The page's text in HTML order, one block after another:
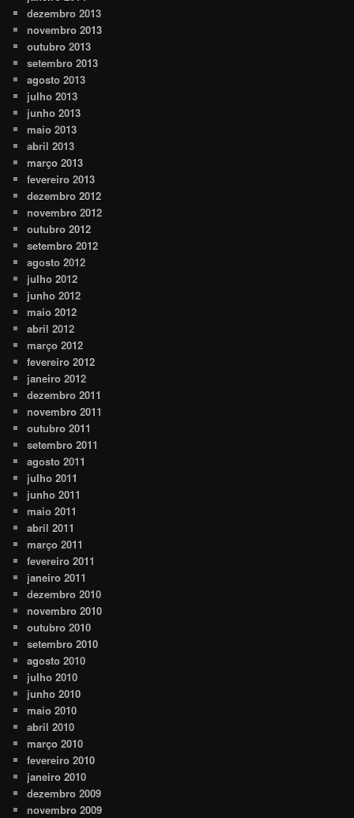
dezembro 2013
novembro 2013
outubro 2013
setembro 2013
agosto 2013
julho 2013
junho 2013
maio 2013
abril 2013
março 2013
fevereiro 2013
dezembro 2012
novembro 2012
outubro 2012
setembro 2012
agosto 2012
julho 2012
junho 2012
maio 2012
abril 2012
março 2012
fevereiro 2012
janeiro 2012
dezembro 2011
novembro 2011
outubro 2011
setembro 2011
agosto 2011
julho 2011
junho 2011
maio 2011
abril 2011
março 2011
fevereiro 2011
janeiro 2011
dezembro 2010
novembro 2010
outubro 2010
setembro 2010
agosto 2010
julho 2010
junho 2010
maio 2010
abril 2010
março 2010
fevereiro 2010
janeiro 2010
dezembro 2009
novembro 2009